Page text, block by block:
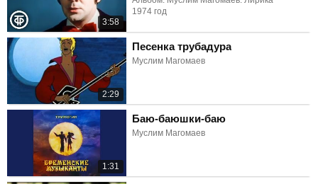
3:58
1974 год
2:29
Песенка трубадура
Муслим Магомаев
1:31
Баю-баюшки-баю
Муслим Магомаев